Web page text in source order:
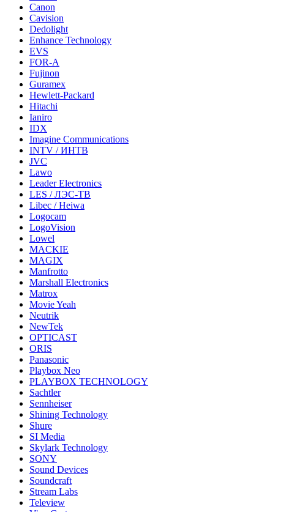
Canon
Cavision
Dedolight
Enhance Technology
EVS
FOR-A
Fujinon
Guramex
Hewlett-Packard
Hitachi
Ianiro
IDX
Imagine Communications
INTV / ИНТВ
JVC
Lawo
Leader Electronics
LES / ЛЭС-ТВ
Libec / Heiwa
Logocam
LogoVision
Lowel
MACKIE
MAGIX
Manfrotto
Marshall Electronics
Matrox
Movie Yeah
Neutrik
NewTek
OPTICAST
ORIS
Panasonic
Playbox Neo
PLAYBOX TECHNOLOGY
Sachtler
Sennheiser
Shining Technology
Shure
SI Media
Skylark Technology
SONY
Sound Devices
Soundcraft
Stream Labs
Teleview